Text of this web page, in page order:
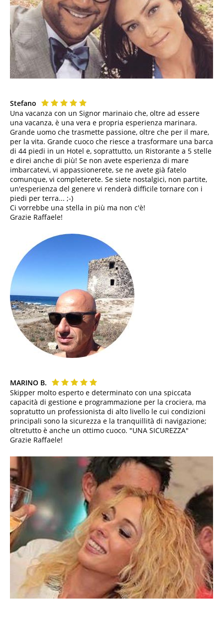
Stefano
Una vacanza con un Signor marinaio che, oltre ad essere
una vacanza, è una vera e propria esperienza marinara.
Grande uomo che trasmette passione, oltre che per il mare,
per la vita. Grande cuoco che riesce a trasformare una barca
di 44 piedi in un Hotel e, soprattutto, un Ristorante a 5 stelle
e direi anche di più! Se non avete esperienza di mare
imbarcatevi, vi appassionerete, se ne avete già fatelo
comunque, vi completerete. Se siete nostalgici, non partite,
un'esperienza del genere vi renderà difficile tornare con i
piedi per terra... ;-)
Ci vorrebbe una stella in più ma non c'è!
Grazie Raffaele!
MARINO B.
Skipper molto esperto e determinato con una spiccata
capacità di gestione e programmazione per la crociera, ma
sopratutto un professionista di alto livello le cui condizioni
principali sono la sicurezza e la tranquillità di navigazione;
oltretutto è anche un ottimo cuoco. "UNA SICUREZZA"
Grazie Raffaele!